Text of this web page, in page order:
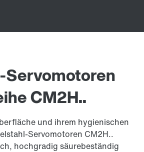
Servomotoren
CM2H..
und ihrem hygienischen
Servomotoren CM2H..
hochgradig säurebeständig